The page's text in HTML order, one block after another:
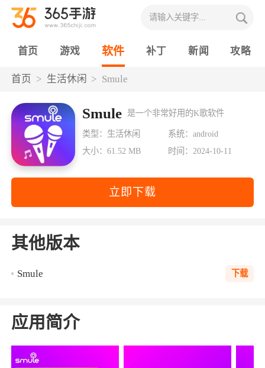
首页 游戏 软件 补丁 新闻 攻略
首页 生活休闲 Smule
Smule 是一个非常好用的K歌软件
类型：生活休闲
系统：android
大小：61.52 MB
时间：2024-10-11
立即下载
其他版本
Smule 下载
应用简介